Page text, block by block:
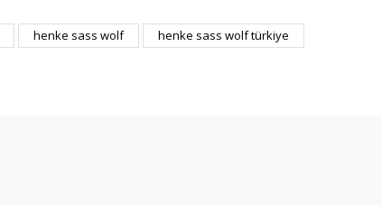
henke sass wolf
henke sass wolf türkiye